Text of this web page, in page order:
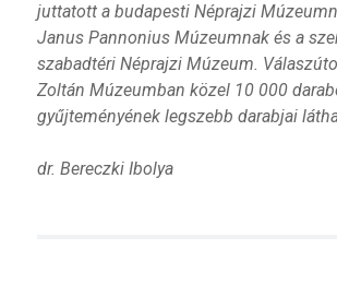
juttatott a budapesti Néprajzi
Janus Pannonius Múzeumnak és a
szabadtéri Néprajzi Múzeum.
Zoltán Múzeumban közel 10 000
gyűjteményének legszebb darabjai
dr. Bereczki Ibolya